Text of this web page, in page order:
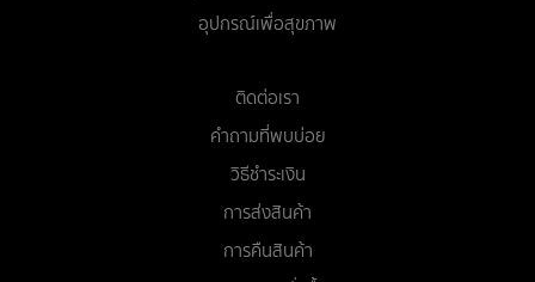
อุปกรณ์เพื่อสุขภาพ
ติดต่อเรา
คำถามที่พบบ่อย
วิธีชำระเงิน
การส่งสินค้า
การคืนสินค้า